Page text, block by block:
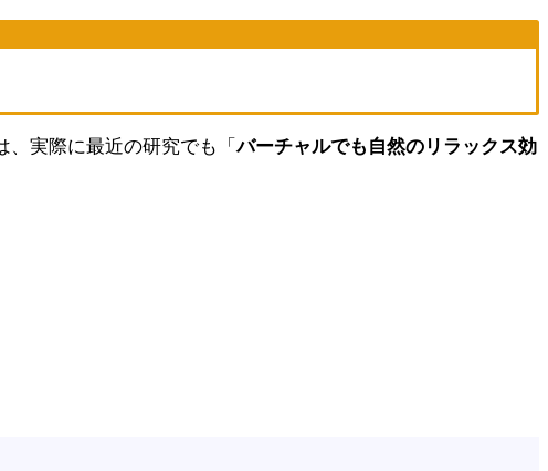
、実際に最近の研究でも「バーチャルでも自然のリラックス効